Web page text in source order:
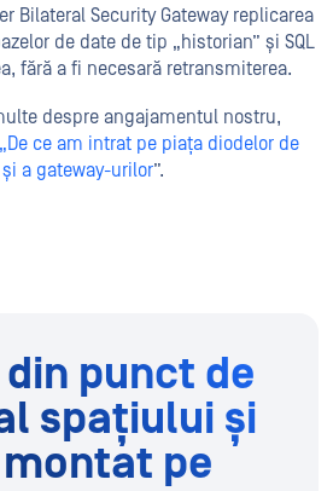
Bilateral Security Gateway replicarea
de date de tip „historian” și SQL
fără a fi necesară retransmiterea.
despre angajamentul nostru,
„De ce am intrat pe piața diodelor de
a gateway-urilor”.
punct de
spațiului și
pe